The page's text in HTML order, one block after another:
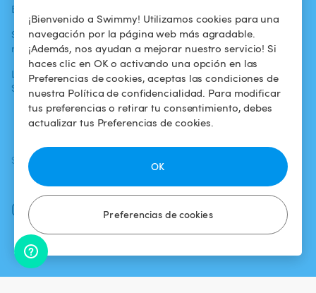
¡Bienvenido a Swimmy! Utilizamos cookies para una
navegación por la página web más agradable.
¡Además, nos ayudan a mejorar nuestro servicio! Si
haces clic en OK o activando una opción en las
Preferencias de cookies, aceptas las condiciones de
nuestra Política de confidencialidad. Para modificar
tus preferencias o retirar tu consentimiento, debes
actualizar tus Preferencias de cookies.
Preferencias de cookies
OK
Blog
Swimmy en los
medios
La aventura
Swimmy
Para los
propietarios
Alquilar mi
piscina
¿Cómo funciona?
Condiciones de
uso
Política de
confidencialidad
Aviso legal
SÍGUENOS
Facebook
Instagram